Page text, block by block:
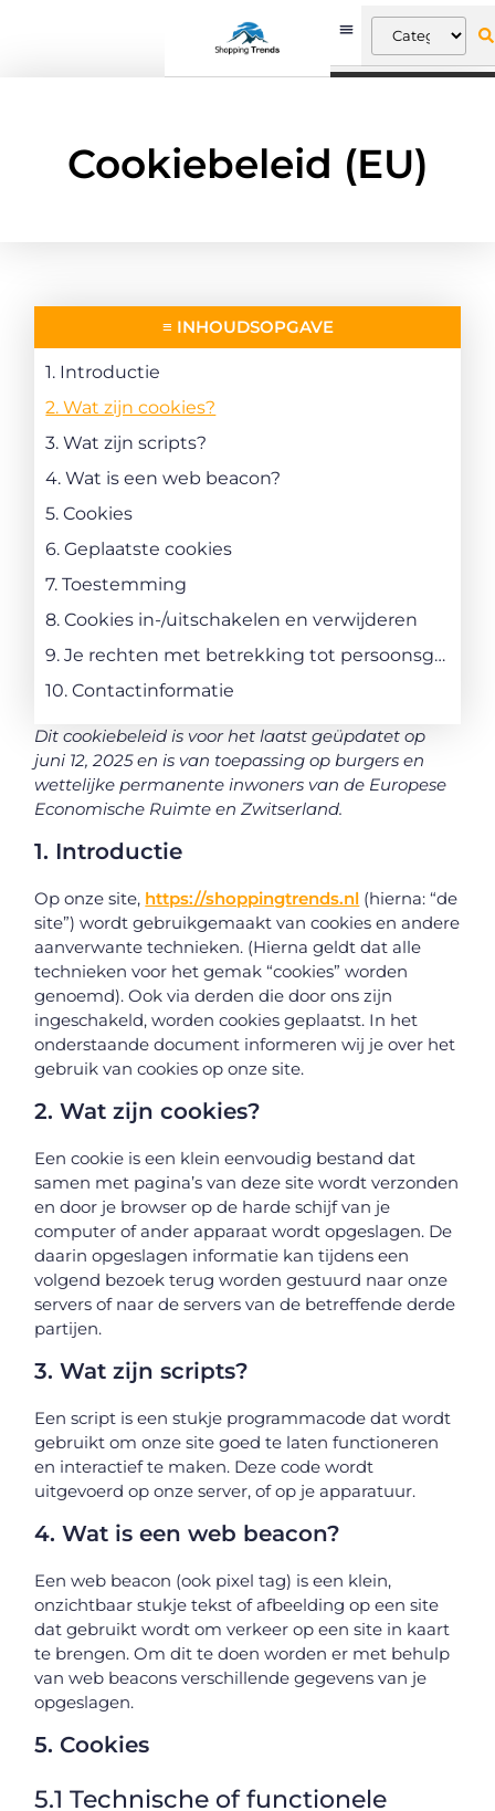
Cookiebeleid (EU)
Dit cookiebeleid is voor het laatst geüpdatet op
juni 12, 2025 en is van toepassing op burgers en
wettelijke permanente inwoners van de Europese
Economische Ruimte en Zwitserland.
1. Introductie
Op onze site, https://shoppingtrends.nl (hierna: “de
site”) wordt gebruikgemaakt van cookies en andere
aanverwante technieken. (Hierna geldt dat alle
technieken voor het gemak “cookies” worden
genoemd). Ook via derden die door ons zijn
ingeschakeld, worden cookies geplaatst. In het
onderstaande document informeren wij je over het
gebruik van cookies op onze site.
2. Wat zijn cookies?
Een cookie is een klein eenvoudig bestand dat
samen met pagina’s van deze site wordt verzonden
en door je browser op de harde schijf van je
computer of ander apparaat wordt opgeslagen. De
daarin opgeslagen informatie kan tijdens een
volgend bezoek terug worden gestuurd naar onze
servers of naar de servers van de betreffende derde
partijen.
3. Wat zijn scripts?
Een script is een stukje programmacode dat wordt
gebruikt om onze site goed te laten functioneren
en interactief te maken. Deze code wordt
uitgevoerd op onze server, of op je apparatuur.
4. Wat is een web beacon?
Een web beacon (ook pixel tag) is een klein,
onzichtbaar stukje tekst of afbeelding op een site
dat gebruikt wordt om verkeer op een site in kaart
te brengen. Om dit te doen worden er met behulp
van web beacons verschillende gegevens van je
opgeslagen.
5. Cookies
5.1 Technische of functionele
≡ INHOUDSOPGAVE
1. Introductie
2. Wat zijn cookies?
3. Wat zijn scripts?
4. Wat is een web beacon?
5. Cookies
6. Geplaatste cookies
7. Toestemming
8. Cookies in-/uitschakelen en verwijderen
9. Je rechten met betrekking tot persoonsgegevens
10. Contactinformatie